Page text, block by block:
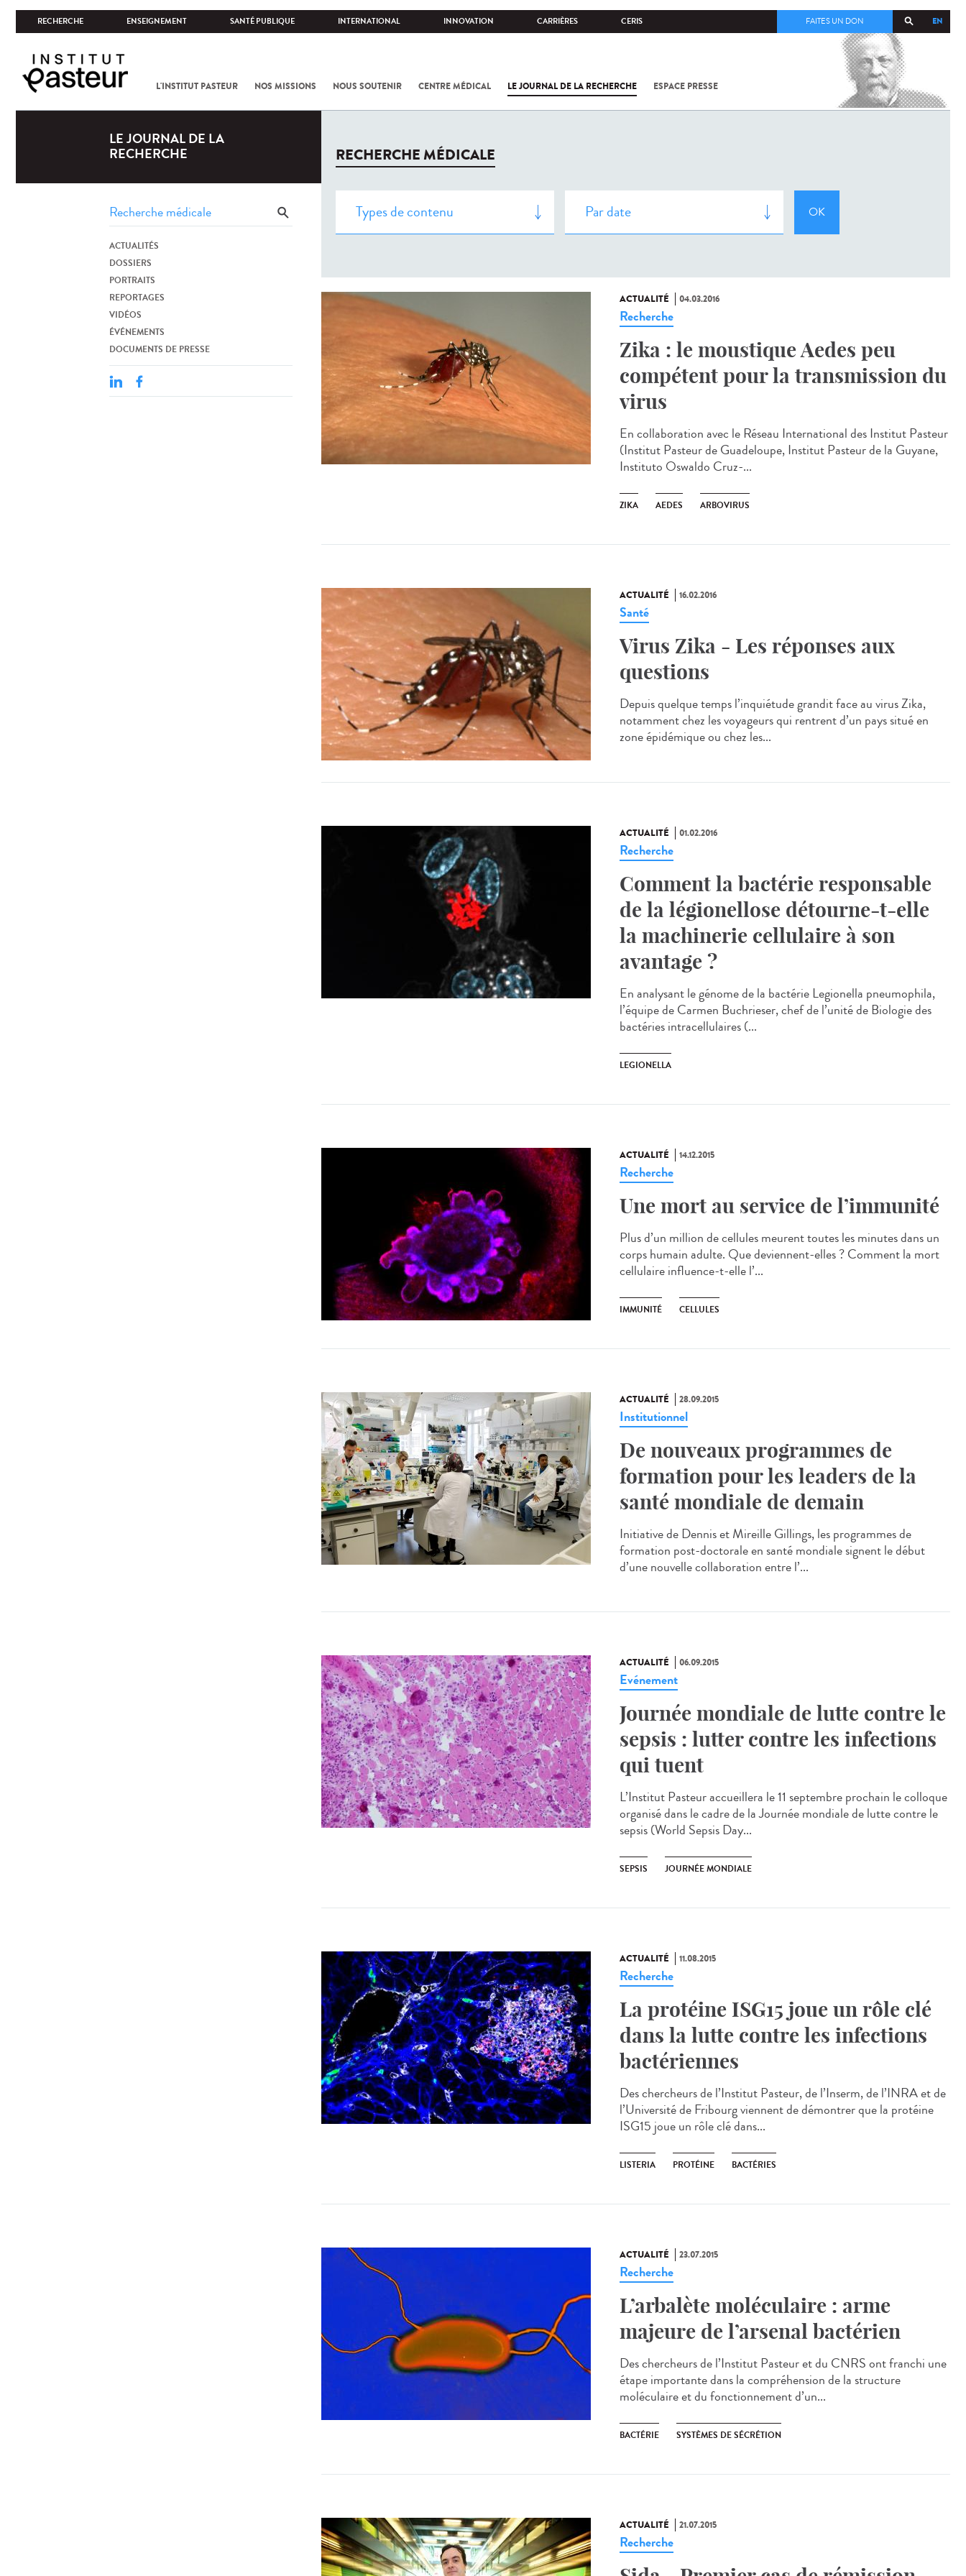
RECHERCHE ENSEIGNEMENT SANTÉ PUBLIQUE INTERNATIONAL INNOVATION CARRIÈRES CERIS EN
FAITES UN DON
L'INSTITUT PASTEUR NOS MISSIONS NOUS SOUTENIR CENTRE MÉDICAL LE JOURNAL DE LA RECHERCHE ESPACE PRESSE
COV-2 /
LE JOURNAL DE LA
RECHERCHE
ACTUALITÉS
DOSSIERS
PORTRAITS
REPORTAGES
VIDÉOS
ÉVÉNEMENTS
DOCUMENTS DE PRESSE
RECHERCHE MÉDICALE
ACTUALITÉ 04.03.2016
Recherche
Zika : le moustique Aedes peu
compétent pour la transmission du
virus
En collaboration avec le Réseau International des Institut Pasteur
(Institut Pasteur de Guadeloupe, Institut Pasteur de la Guyane,
Instituto Oswaldo Cruz-...
ZIKA AEDES ARBOVIRUS
ACTUALITÉ 16.02.2016
Santé
Virus Zika - Les réponses aux
questions
Depuis quelque temps l’inquiétude grandit face au virus Zika,
notamment chez les voyageurs qui rentrent d’un pays situé en
zone épidémique ou chez les...
ACTUALITÉ 01.02.2016
Recherche
Comment la bactérie responsable
de la légionellose détourne-t-elle
la machinerie cellulaire à son
avantage ?
En analysant le génome de la bactérie Legionella pneumophila,
l’équipe de Carmen Buchrieser, chef de l’unité de Biologie des
bactéries intracellulaires (...
LEGIONELLA
ACTUALITÉ 14.12.2015
Recherche
Une mort au service de l’immunité
Plus d’un million de cellules meurent toutes les minutes dans un
corps humain adulte. Que deviennent-elles ? Comment la mort
cellulaire influence-t-elle l’...
IMMUNITÉ CELLULES
ACTUALITÉ 28.09.2015
Institutionnel
De nouveaux programmes de
formation pour les leaders de la
santé mondiale de demain
Initiative de Dennis et Mireille Gillings, les programmes de
formation post-doctorale en santé mondiale signent le début
d’une nouvelle collaboration entre l’...
ACTUALITÉ 06.09.2015
Evénement
Journée mondiale de lutte contre le
sepsis : lutter contre les infections
qui tuent
L’Institut Pasteur accueillera le 11 septembre prochain le colloque
organisé dans le cadre de la Journée mondiale de lutte contre le
sepsis (World Sepsis Day...
SEPSIS JOURNÉE MONDIALE
ACTUALITÉ 11.08.2015
Recherche
La protéine ISG15 joue un rôle clé
dans la lutte contre les infections
bactériennes
Des chercheurs de l’Institut Pasteur, de l’Inserm, de l’INRA et de
l’Université de Fribourg viennent de démontrer que la protéine
ISG15 joue un rôle clé dans...
LISTERIA PROTÉINE BACTÉRIES
ACTUALITÉ 23.07.2015
Recherche
L’arbalète moléculaire : arme
majeure de l’arsenal bactérien
Des chercheurs de l’Institut Pasteur et du CNRS ont franchi une
étape importante dans la compréhension de la structure
moléculaire et du fonctionnement d’un...
BACTÉRIE SYSTÈMES DE SÉCRÉTION
ACTUALITÉ 21.07.2015
Recherche